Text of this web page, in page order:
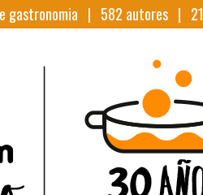
gastronomia | 582 autores | 21